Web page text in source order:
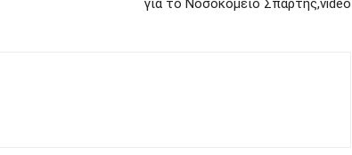
για το Νοσοκομείο Σπάρτης,video